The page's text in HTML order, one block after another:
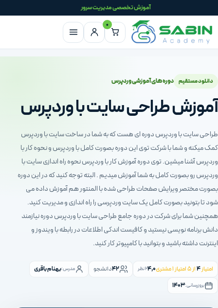
آموزش تخصصی مدیریت سرور
۰
دانلود مستقیم دوره های آموزشی وردپرس
آموزش طراحی سایت با وردپرس
طراحی سایت با وردپرس دوره ای هست که به شما در ساخت سایت با وردپرس
کمک میکنه و شما با شرکت توی این دوره بصورت کامل با وردپرس و نحوه کار با
وردپرس آشنا میشین. توی دوره آموزش کار با وردپرس نحوه راه اندازی سایت با
وردپرس رو بصورت کامل به شما آموزش میدیم . البته توجه کنید که در این دوره
بصورت مختصر ویرایش صفحات طراحی شده با المنتور هم آموزش داده می
شود تا بتونید بصورت کامل یک سایت وردپرسی را راه اندازی و مدیریت کنید.
همچنین شما برای شرکت در دوره جامع طراحی سایت با وردپرس دوره نیازمند
دانش برنامه نویسی نیستید و کافیست اندکی اطلاعات در رابطه با ویندوز و
اینترنت داشته باشید و بتوانید با کامپیوتر کار کنید.
امتیاز۴از ۵ امتیاز ۱مشتری۴,۰۲ نظر ۴۲دانشجو مدرس:بهنام باقری
بروزرسانی:۱۴۰۳